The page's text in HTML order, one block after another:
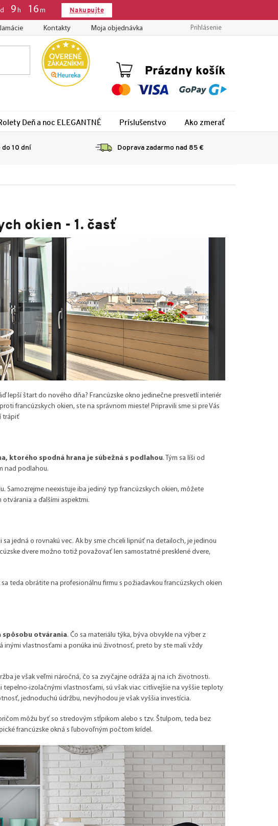
d 9 h 16 m Nakupujte
Kontakty Moja objednávka Prihlásenie
Nákupný
Prázdny košík
Deň a noc ELEGANTNÉ Príslušenstvo Ako zmerať
10 dní Doprava zadarmo nad 85 €
okien - 1. časť
lepší štart do nového dňa? Francúzske okno jedinečne presvetlí interiér
francúzskych okien, ste na správnom mieste! Pripravili sme si pre Vás
trápiť
ktorého spodná hrana je súbežná s podlahou. Tým sa líši od
nad podlahou.
Samozrejme neexistuje iba jediný typ francúzskych okien, môžete
a ďalšími aspektmi.
jedná o rovnakú vec. Ak by sme chceli lipnúť na detailoch, je jedinou
dvere možno totiž považovať len samostatné presklené dvere,
teda obrátite na profesionálnu firmu s požiadavkou francúzskych okien
otvárania. Čo sa materiálu týka, býva obvykle na výber z
inými vlastnosťami a ponúka inú životnosť, preto by ste mali vždy
je však veľmi náročná, čo sa zvyčajne odráža aj na ich životnosti.
tepelno-izolačnými vlastnosťami, sú však viac citlivejšie na vyššie teploty
jednoduchú údržbu, nevýhodou je však vyššia investícia.
môžu byť so stredovým stĺpikom alebo s tzv. Štulpom, teda bez
francúzske okná s ľubovoľným počtom krídel.